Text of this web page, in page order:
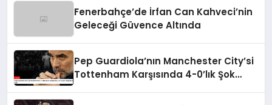
Fenerbahçe’de İrfan Can Kahveci’nin
Geleceği Güvence Altında
Pep Guardiola’nın Manchester City’si
Tottenham Karşısında 4-0’lık Şok